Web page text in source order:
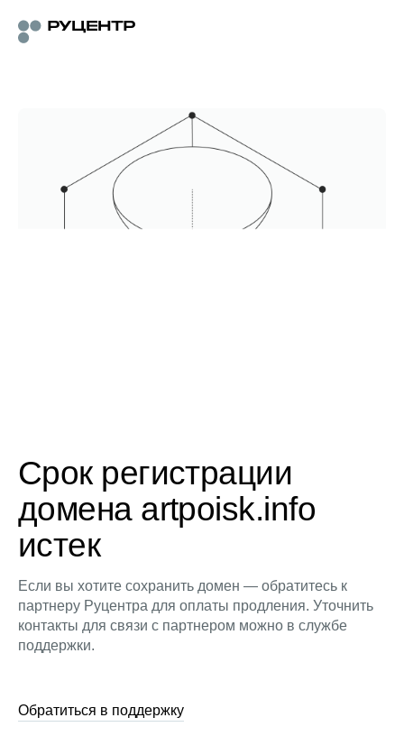
Срок регистрации
домена artpoisk.info
истек
Если вы хотите сохранить домен — обратитесь к
партнеру Руцентра для оплаты продления. Уточнить
контакты для связи с партнером можно в службе
поддержки.
Обратиться в поддержку